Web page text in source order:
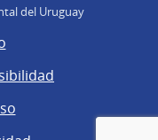
del Uruguay